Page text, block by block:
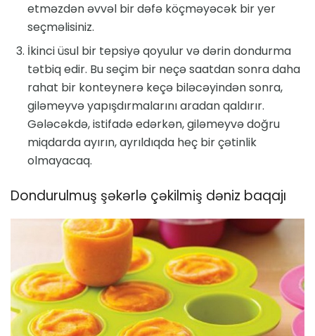
etməzdən əvvəl bir dəfə köçməyəcək bir yer
seçməlisiniz.
İkinci üsul bir tepsiyə qoyulur və dərin dondurma
tətbiq edir. Bu seçim bir neçə saatdan sonra daha
rahat bir konteynerə keçə biləcəyindən sonra,
giləmeyvə yapışdırmalarını aradan qaldırır.
Gələcəkdə, istifadə edərkən, giləmeyvə doğru
miqdarda ayırın, ayrıldıqda heç bir çətinlik
olmayacaq.
Dondurulmuş şəkərlə çəkilmiş dəniz baqajı